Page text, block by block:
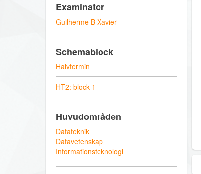
Examinator
Guilherme B Xavier
Schemablock
Halvtermin
HT2: block 1
Huvudområden
Datateknik
Datavetenskap
Informationsteknologi